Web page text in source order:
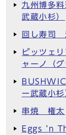
九州博多
武蔵小杉）
回し寿司
ピッツェ
ャーノ（
ー武蔵小杉
串焼 権太
Eggs ’n